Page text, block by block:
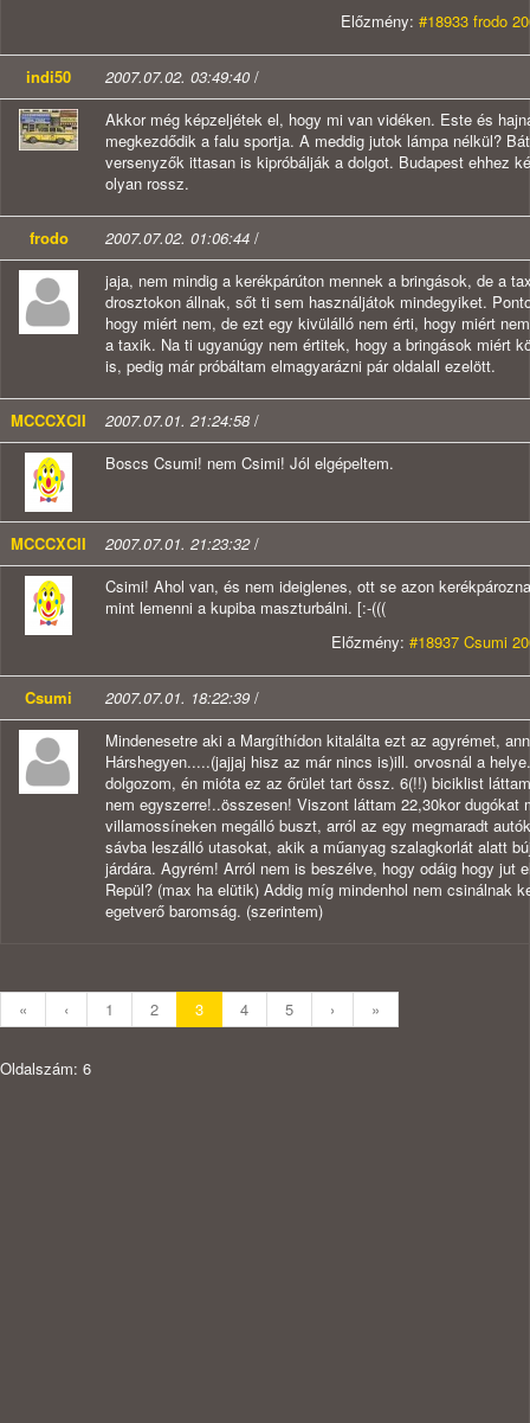
Előzmény: #18933 frodo
indi50 2007.07.02. 03:49:40 /
Akkor még képzeljétek el, hogy mi van vidéken. Este és
megkezdődik a falu sportja. A meddig jutok lámpa nélkül?
versenyzők ittasan is kipróbálják a dolgot. Budapest ehhez
olyan rossz.
frodo 2007.07.02. 01:06:44 /
jaja, nem mindig a kerékpárúton mennek a bringások, de a
drosztokon állnak, sőt ti sem használjátok mindegyiket.
hogy miért nem, de ezt egy kivülálló nem érti, hogy miért
a taxik. Na ti ugyanúgy nem értitek, hogy a bringások miért
is, pedig már próbáltam elmagyarázni pár oldalall ezelött.
MCCCXCII 2007.07.01. 21:24:58 /
Boscs Csumi! nem Csimi! Jól elgépeltem.
MCCCXCII 2007.07.01. 21:23:32/
Csimi! Ahol van, és nem ideiglenes, ott se azon
mint lemenni a kupiba maszturbálni. [:-(((
Előzmény: #18937 Csumi
Csumi 2007.07.01. 18:22:39 /
Mindenesetre aki a Margíthídon kitalálta ezt az agyrémet,
Hárshegyen.....(jajjaj hisz az már nincs is)ill. orvosnál a
dolgozom, én mióta ez az őrület tart össz. 6(!!) biciklist
nem egyszerre!..összesen! Viszont láttam 22,30kor dugókat
villamossíneken megálló buszt, arról az egy megmaradt
sávba leszálló utasokat, akik a műanyag szalagkorlát alatt
járdára. Agyrém! Arról nem is beszélve, hogy odáig hogy jut
Repül? (max ha elütik) Addig míg mindenhol nem csinálnak
egetverő baromság. (szerintem)
« ‹ 1 2 3 4 5 › »
Oldalszám: 6